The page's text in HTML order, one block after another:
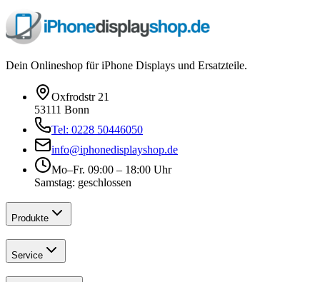
Dein Onlineshop für iPhone Displays und Ersatzteile.
Oxfrodstr 21
53111 Bonn
Tel: 0228 50446050
info@iphonedisplayshop.de
Mo–Fr. 09:00 – 18:00 Uhr
Samstag: geschlossen
Produkte
Service